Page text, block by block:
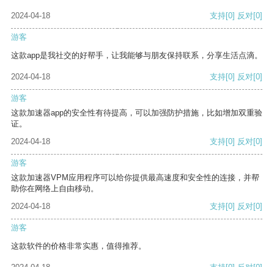
2024-04-18 支持[0] 反对[0]
游客
这款app是我社交的好帮手，让我能够与朋友保持联系，分享生活点滴。
2024-04-18 支持[0] 反对[0]
游客
这款加速器app的安全性有待提高，可以加强防护措施，比如增加双重验
证。
2024-04-18
支持[0] 反对[0]
游客
这款加速器VPM应用程序可以给你提供最高速度和安全性的连接，并帮
助你在网络上自由移动。
2024-04-18
支持[0] 反对[0]
游客
这款软件的价格非常实惠，值得推荐。